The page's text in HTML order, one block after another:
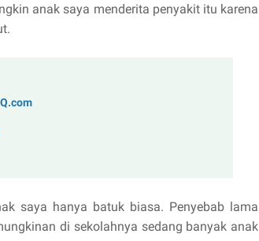
anak saya menderita penyakit itu karena
saya hanya batuk biasa. Penyebab lama
di sekolahnya sedang banyak anak